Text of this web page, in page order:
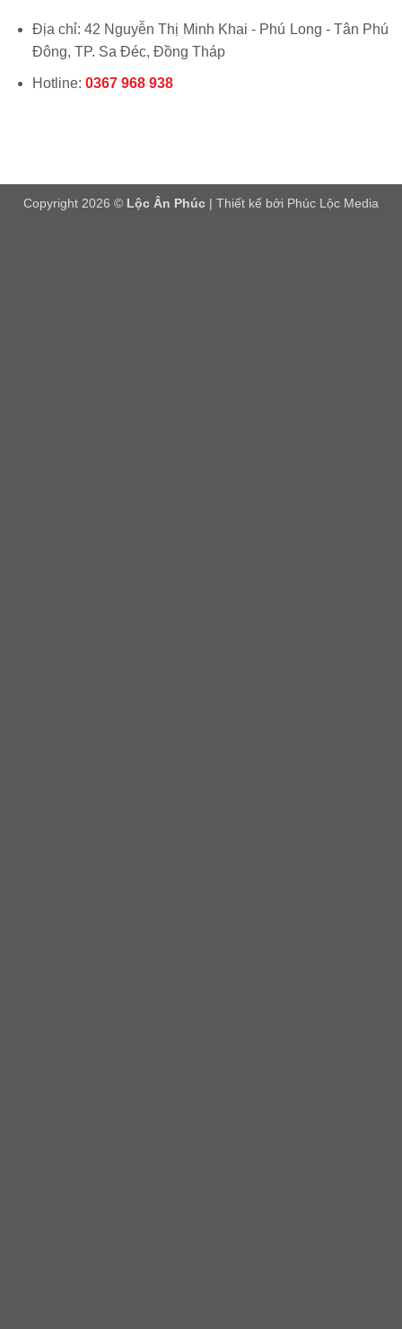
Địa chỉ: 42 Nguyễn Thị Minh Khai - Phú Long - Tân Phú
Đông, TP. Sa Đéc, Đồng Tháp
Hotline: 0367 968 938
Copyright 2026 © Lộc Ân Phúc | Thiết kế bởi Phúc Lộc Media